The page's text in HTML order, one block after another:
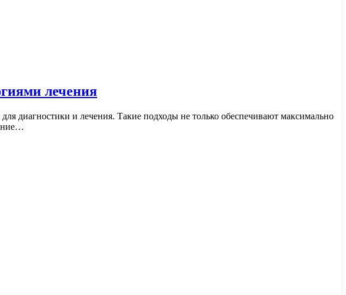
лечения
диагностики и лечения. Такие подходы не только обеспечивают максимально